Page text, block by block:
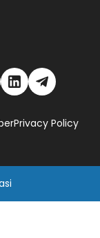
Privacy Policy